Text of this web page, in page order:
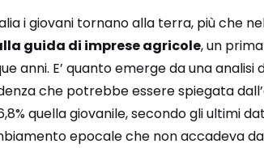
i giovani tornano alla terra, più che
guida di imprese agricole, un
anni. E’ quanto emerge da una analisi
che potrebbe essere spiegata
quella giovanile, secondo gli ultimi
epocale che non accadeva